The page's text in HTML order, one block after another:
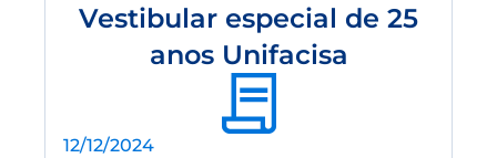
Vestibular especial de 25
anos Unifacisa
12/12/2024